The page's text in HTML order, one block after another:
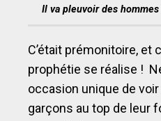
Il va pleuvoir des
C’était prémonitoire, et
prophétie se réalise !
occasion unique de
garçons au top de leur